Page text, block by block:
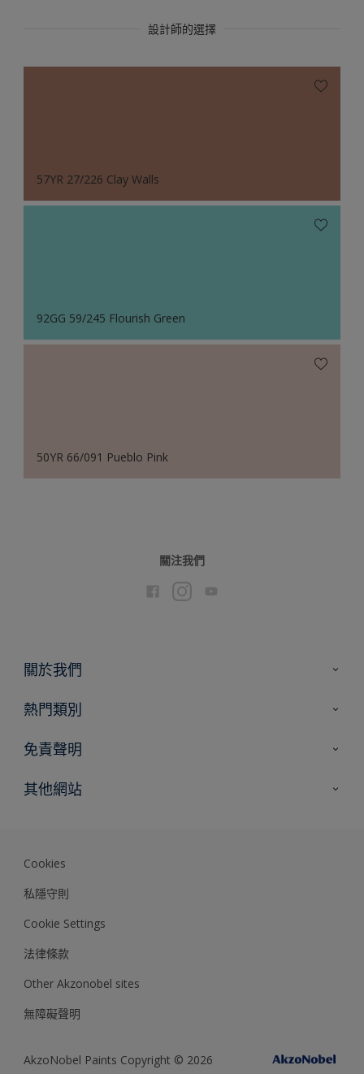
設計師的選擇
57YR 27/226 Clay Walls
92GG 59/245 Flourish Green
50YR 66/091 Pueblo Pink
關注我們
關於我們
聯絡我們
熱門類別
尋找顏色
專家見解
免責聲明
色彩準確度
其他網站
Cookies
私隱守則
Cookie Settings
法律條款
Other Akzonobel sites
無障礙聲明
AkzoNobel Paints Copyright © 2026